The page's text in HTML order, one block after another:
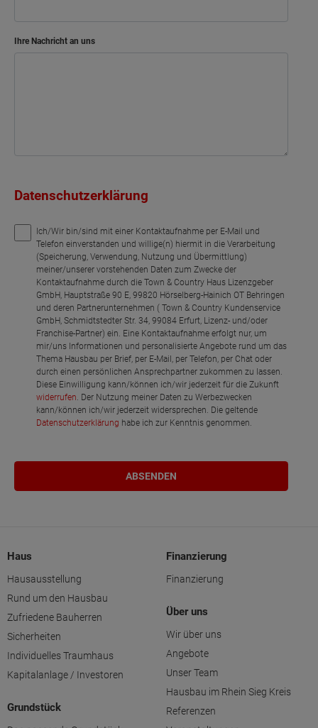
Ihre Nachricht an uns
Datenschutzerklärung
Ich/Wir bin/sind mit einer Kontaktaufnahme per E-Mail und
Telefon einverstanden und willige(n) hiermit in die Verarbeitung
(Speicherung, Verwendung, Nutzung und Übermittlung)
meiner/unserer vorstehenden Daten zum Zwecke der
Kontaktaufnahme durch die Town & Country Haus Lizenzgeber
GmbH, Hauptstraße 90 E, 99820 Hörselberg-Hainich OT Behringen
und deren Partnerunternehmen ( Town & Country Kundenservice
GmbH, Schmidtstedter Str. 34, 99084 Erfurt, Lizenz- und/oder
Franchise-Partner) ein. Eine Kontaktaufnahme erfolgt nur, um
mir/uns Informationen und personalisierte Angebote rund um das
Thema Hausbau per Brief, per E-Mail, per Telefon, per Chat oder
durch einen persönlichen Ansprechpartner zukommen zu lassen.
Diese Einwilligung kann/können ich/wir jederzeit für die Zukunft
widerrufen . Der Nutzung meiner Daten zu Werbezwecken
kann/können ich/wir jederzeit widersprechen. Die geltende
Datenschutzerklärung habe ich zur Kenntnis genommen.
Haus
Hausausstellung
Rund um den Hausbau
Zufriedene Bauherren
Sicherheiten
Individuelles Traumhaus
Kapitalanlage / Investoren
Grundstück
Finanzierung
Finanzierung
Über uns
Wir über uns
Angebote
Unser Team
Hausbau im Rhein Sieg Kreis
Referenzen